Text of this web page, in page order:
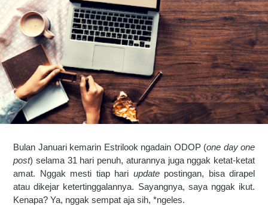
Bulan Januari kemarin Estrilook ngadain ODOP (one day one
post) selama 31 hari penuh, aturannya juga nggak ketat-ketat
amat. Nggak mesti tiap hari update postingan, bisa dirapel
atau dikejar ketertinggalannya. Sayangnya, saya nggak ikut.
Kenapa? Ya, nggak sempat aja sih, *ngeles.